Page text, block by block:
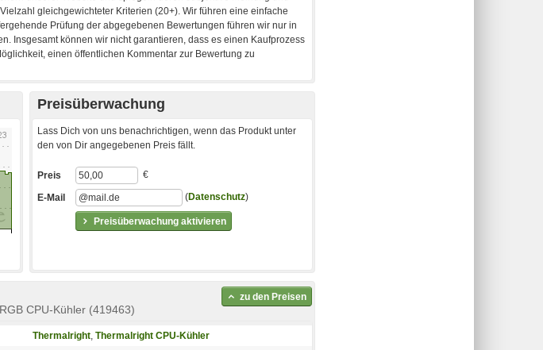
Preisüberwachung
Lass Dich von uns benachrichtigen, wenn das Produkt unter
den von Dir angegebenen Preis fällt.
Preisüberwachung aktivieren
Preis €
E-Mail (Datenschutz)
CPU-Kühler (419463)
zu den Preisen
Thermalright, Thermalright CPU-Kühler